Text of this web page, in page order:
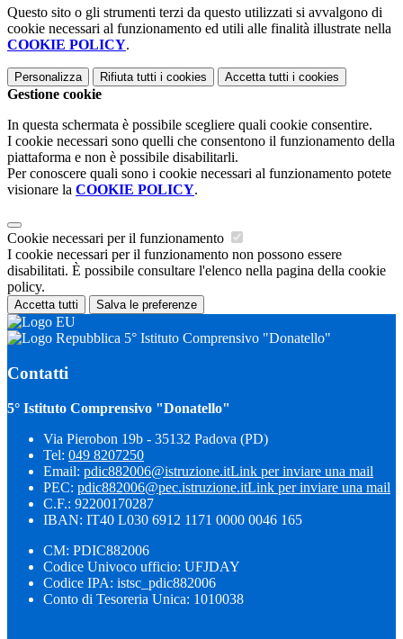
Questo sito o gli strumenti terzi da questo utilizzati si avvalgono di
cookie necessari al funzionamento ed utili alle finalità illustrate nella
COOKIE POLICY.
Personalizza Rifiuta tutti i cookies Accetta tutti i cookies
Gestione cookie
In questa schermata è possibile scegliere quali cookie consentire.
I cookie necessari sono quelli che consentono il funzionamento della
piattaforma e non è possibile disabilitarli.
Per conoscere quali sono i cookie necessari al funzionamento potete
visionare la COOKIE POLICY.
Cookie necessari per il funzionamento
I cookie necessari per il funzionamento non possono essere
disabilitati. È possibile consultare l'elenco nella pagina della cookie
policy.
Accetta tutti Salva le preferenze
5° Istituto Comprensivo "Donatello"
Contatti
5° Istituto Comprensivo "Donatello"
Via Pierobon 19b - 35132 Padova (PD)
Tel: 049 8207250
Email: pdic882006@istruzione.itLink per inviare una mail
PEC: pdic882006@pec.istruzione.itLink per inviare una mail
C.F.: 92200170287
IBAN: IT40 L030 6912 1171 0000 0046 165
CM: PDIC882006
Codice Univoco ufficio: UFJDAY
Codice IPA: istsc_pdic882006
Conto di Tesoreria Unica: 1010038